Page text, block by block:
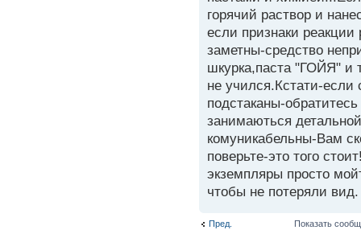
горячий раствор и
если признаки
заметны-средство
шкурка,паста "ГОЙЯ" и
не учился.Кстати-
подстаканы-
занимаються
комуникабельны-Вам
поверьте-это того
экземпляры просто
чтобы не потеряли вид.
Пред. Показать